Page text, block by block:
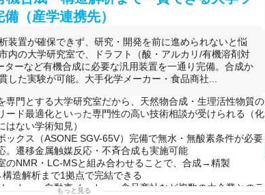
（産学連携先）
装置が確保できず、研究・開発を前に進められないと悩
内の大学研究室で、ドラフト（酸・アルカリ/有機溶剤対
ターなど有機合成に必要な汎用装置を一通り完備。合成か
した実験が可能。大手化学メーカー・食品商社...
専門とする大学研究室だから、天然物合成・生理活性物質の
ード最適化といった専門性の高い技術相談が受けられる（化
はない学術知見）
ックス（ASONE SGV-65V）完備で無水・無酸素条件が必要
。遷移金属触媒反応・不斉合成も実施可能
のNMR・LC-MSと組み合わせることで、合成→精製
構造解析まで1拠点で完結できる
ーカー・自動車メーカー・食品商社など複数の大企業とのラ
もっと見る